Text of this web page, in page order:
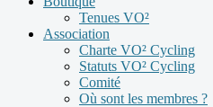
Tenues VO²
Association
Charte VO² Cycling
Statuts VO² Cycling
Comité
Où sont les membres ?